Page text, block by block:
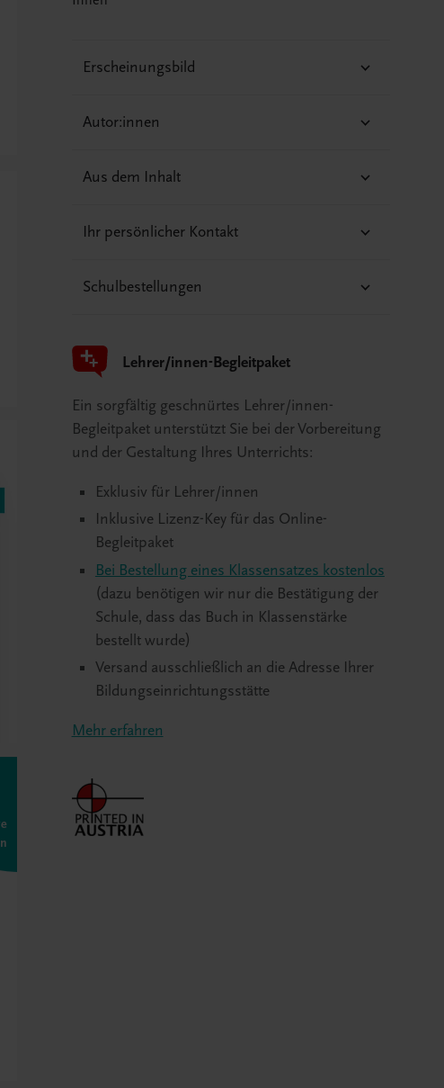
Erscheinungsbild
Autor:innen
Aus dem Inhalt
Ihr persönlicher Kontakt
Schulbestellungen
Lehrer/innen-Begleitpaket
Ein sorgfältig geschnürtes Lehrer/innen-
Begleitpaket unterstützt Sie bei der Vorbereitung
und der Gestaltung Ihres Unterrichts:
Exklusiv für Lehrer/innen
Inklusive Lizenz-Key für das Online-
Begleitpaket
Bei Bestellung eines Klassensatzes kostenlos
(dazu benötigen wir nur die Bestätigung der
Schule, dass das Buch in Klassenstärke
bestellt wurde)
Versand ausschließlich an die Adresse Ihrer
Bildungseinrichtungsstätte
Mehr erfahren